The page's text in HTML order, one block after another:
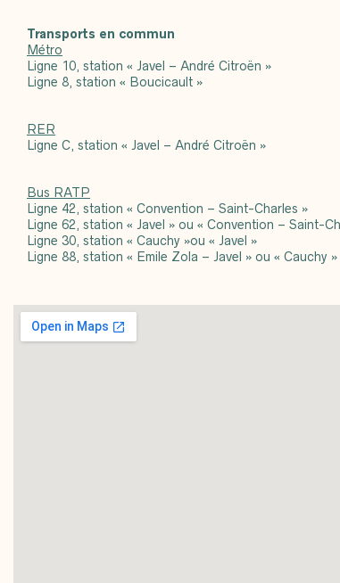
Transports en commun
Métro
Ligne 10, station « Javel – André Citroën »
Ligne 8, station « Boucicault »
RER
Ligne C, station « Javel – André Citroën »
Bus RATP
Ligne 42, station « Convention – Saint-Charles »
Ligne 62, station « Javel » ou « Convention – Saint-
Ligne 30, station « Cauchy »ou « Javel »
Ligne 88, station « Emile Zola – Javel » ou « Cauchy »